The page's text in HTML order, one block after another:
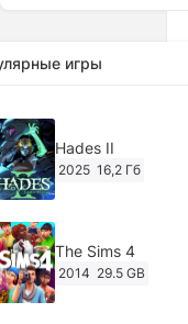
игры
Hades II
2025 16,2 Гб
The Sims 4
2014 29.5 GB